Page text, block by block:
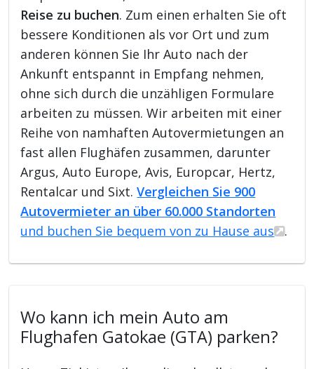
Reise zu buchen. Zum einen erhalten Sie oft
bessere Konditionen als vor Ort und zum
anderen können Sie Ihr Auto nach der
Ankunft entspannt in Empfang nehmen,
ohne sich durch die unzähligen Formulare
arbeiten zu müssen. Wir arbeiten mit einer
Reihe von namhaften Autovermietungen an
fast allen Flughäfen zusammen, darunter
Argus, Auto Europe, Avis, Europcar, Hertz,
Rentalcar und Sixt.Vergleichen Sie 900
Autovermieter an über 60.000 Standorten
und buchen Sie bequem von zu Hause aus
.
Wo kann ich mein Auto am
Flughafen Gatokae (GTA) parken?